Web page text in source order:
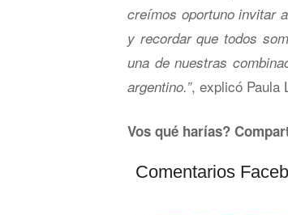
creímos oportuno invitar
y recordar que todos
una de nuestras
argentino.”, explicó Paula
Vos qué harías?
Comentarios